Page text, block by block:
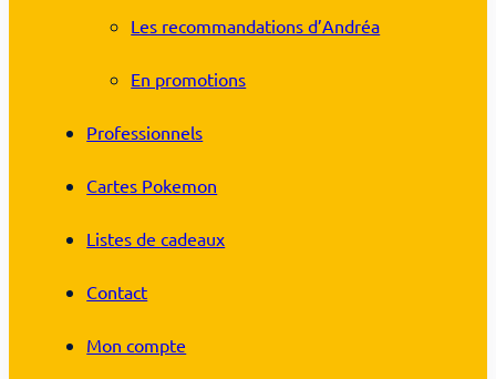
Les recommandations d’Andréa
En promotions
Professionnels
Cartes Pokemon
Listes de cadeaux
Contact
Mon compte